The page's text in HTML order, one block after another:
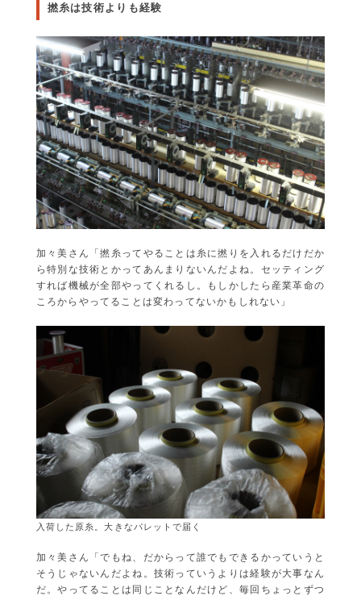
撚糸は技術よりも経験
加々美さん「撚糸ってやることは糸に撚りを入れるだけだか
ら特別な技術とかってあんまりないんだよね。セッティング
すれば機械が全部やってくれるし。もしかしたら産業革命の
ころからやってることは変わってないかもしれない」
入荷した原糸。大きなパレットで届く
加々美さん「でもね、だからって誰でもできるかっていうと
そうじゃないんだよね。技術っていうよりは経験が大事なん
だ。やってることは同じことなんだけど、毎回ちょっとずつ